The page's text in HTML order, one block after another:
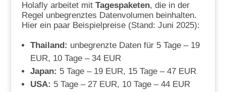
Holafly arbeitet mit Tagespaketen, die in der
Regel unbegrenztes Datenvolumen beinhalten.
Hier ein paar Beispielpreise (Stand: Juni 2025):
Thailand: unbegrenzte Daten für 5 Tage – 19
EUR, 10 Tage – 34 EUR
Japan: 5 Tage – 19 EUR, 15 Tage – 47 EUR
USA: 5 Tage – 27 EUR, 10 Tage – 44 EUR